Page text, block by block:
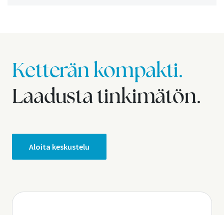
Ketterän kompakti.
Laadusta tinkimätön.
Aloita keskustelu